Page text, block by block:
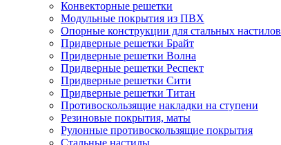
Конвекторные решетки
Модульные покрытия из ПВХ
Опорные конструкции для стальных настилов
Придверные решетки Брайт
Придверные решетки Волна
Придверные решетки Респект
Придверные решетки Сити
Придверные решетки Титан
Противоскользящие накладки на ступени
Резиновые покрытия, маты
Рулонные противоскользящие покрытия
Стальные настилы